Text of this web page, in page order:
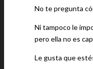
No te pregunta
Ni tampoco le
pero ella no es
Le gusta que